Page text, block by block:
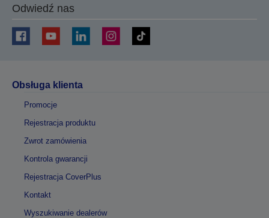
Odwiedź nas
Obsługa klienta
Promocje
Rejestracja produktu
Zwrot zamówienia
Kontrola gwarancji
Rejestracja CoverPlus
Kontakt
Wyszukiwanie dealerów